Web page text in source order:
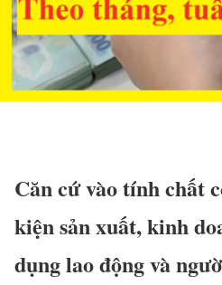
Căn cứ vào tính chất
kiện sản xuất, kinh
dụng lao động và